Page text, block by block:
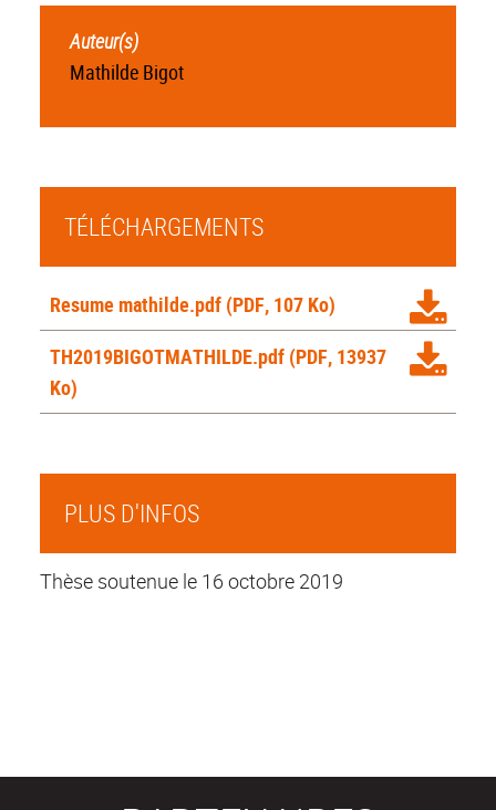
Auteur(s)
Mathilde Bigot
TÉLÉCHARGEMENTS
Resume mathilde.pdf (PDF, 107 Ko)
TH2019BIGOTMATHILDE.pdf (PDF, 13937
Ko)
PLUS D'INFOS
Thèse soutenue le 16 octobre 2019